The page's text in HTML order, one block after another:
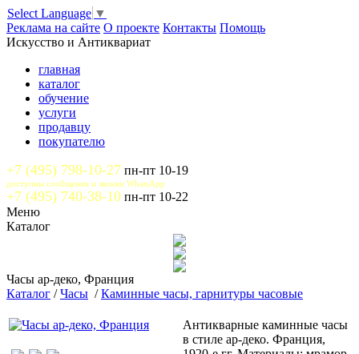
Select Language ▼
Реклама на сайте О проекте Контакты Помощь
Искусство и Антиквариат
главная
каталог
обучение
услуги
продавцу
покупателю
+7 (495) 798-10-27 пн-пт 10-19
доступны сообщения и звонки WhatsApp
+7 (495) 740-38-10 пн-пт 10-22
Меню
Каталог
Часы ар-деко, Франция
Каталог /Часы /Каминные часы, гарнитуры часовые
Антикварные каминные часы
в стиле ар-деко. Франция,